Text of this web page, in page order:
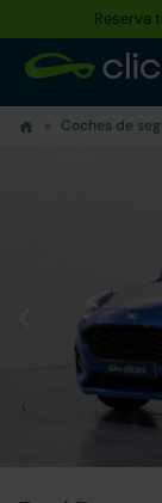
Reserva
Coches de